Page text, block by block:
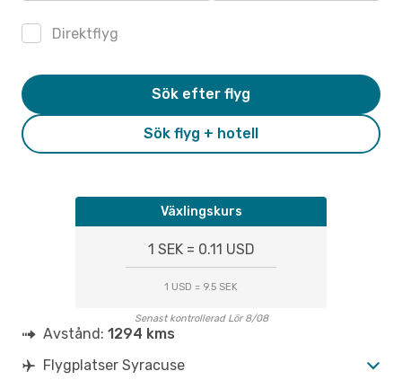
Direktflyg
Sök flyg + hotell
Sök efter flyg
Växlingskurs
1 SEK = 0.11 USD
1 USD = 9.5 SEK
Senast kontrollerad Lör 8/08
Avstånd: 1294 kms
Flygplatser Syracuse